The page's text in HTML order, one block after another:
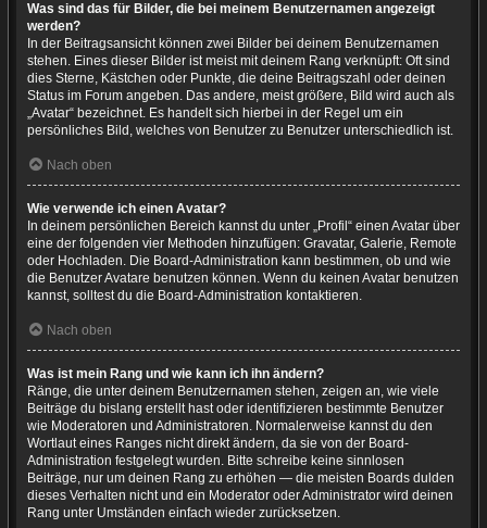
Was sind das für Bilder, die bei meinem Benutzernamen angezeigt
werden?
In der Beitragsansicht können zwei Bilder bei deinem Benutzernamen
stehen. Eines dieser Bilder ist meist mit deinem Rang verknüpft: Oft sind
dies Sterne, Kästchen oder Punkte, die deine Beitragszahl oder deinen
Status im Forum angeben. Das andere, meist größere, Bild wird auch als
„Avatar“ bezeichnet. Es handelt sich hierbei in der Regel um ein
persönliches Bild, welches von Benutzer zu Benutzer unterschiedlich ist.
Nach oben
Wie verwende ich einen Avatar?
In deinem persönlichen Bereich kannst du unter „Profil“ einen Avatar über
eine der folgenden vier Methoden hinzufügen: Gravatar, Galerie, Remote
oder Hochladen. Die Board-Administration kann bestimmen, ob und wie
die Benutzer Avatare benutzen können. Wenn du keinen Avatar benutzen
kannst, solltest du die Board-Administration kontaktieren.
Nach oben
Was ist mein Rang und wie kann ich ihn ändern?
Ränge, die unter deinem Benutzernamen stehen, zeigen an, wie viele
Beiträge du bislang erstellt hast oder identifizieren bestimmte Benutzer
wie Moderatoren und Administratoren. Normalerweise kannst du den
Wortlaut eines Ranges nicht direkt ändern, da sie von der Board-
Administration festgelegt wurden. Bitte schreibe keine sinnlosen
Beiträge, nur um deinen Rang zu erhöhen — die meisten Boards dulden
dieses Verhalten nicht und ein Moderator oder Administrator wird deinen
Rang unter Umständen einfach wieder zurücksetzen.